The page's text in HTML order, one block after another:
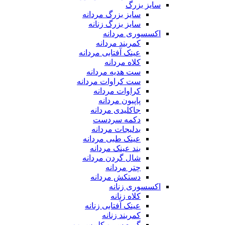
سایز بزرگ
سایز بزرگ مردانه
سایز بزرگ زنانه
اکسسوری مردانه
کمربند مردانه
عینک آفتابی مردانه
کلاه مردانه
ست هدیه مردانه
ست کراوات مردانه
کراوات مردانه
پاپیون مردانه
جاکلیدی مردانه
دکمه سردست
بدلیجات مردانه
عینک طبی مردانه
بند عینک مردانه
شال گردن مردانه
چتر مردانه
دستکش مردانه
اکسسوری زنانه
کلاه زنانه
عینک آفتابی زنانه
کمربند زنانه